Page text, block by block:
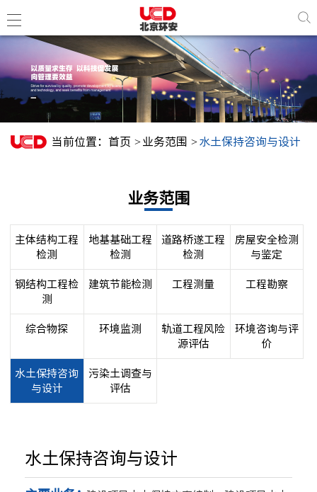
董事长
企业资
企业荣
员工荣
当前位置： 首页 业务范围 水土保持咨询与设计
业务范围
主体结构工程
检测
地基基础工程
检测
道路桥遂工程
检测
房屋安全检测
与鉴定
钢结构工程检
测
建筑节能检测 工程测量 工程勘察
综合物探 环境监测
轨道工程风险
源评估
环境咨询与评
价
水土保持咨询
与设计
污染土调查与
评估
水土保持咨询与设计